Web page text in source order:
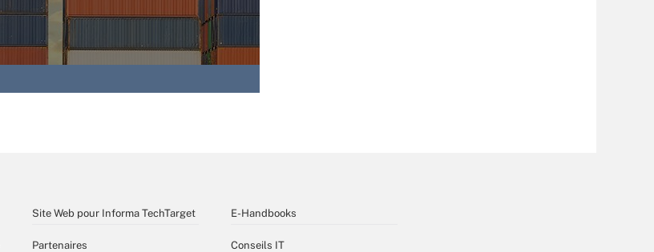
Site Web pour Informa TechTarget
Partenaires
E-Handbooks
Conseils IT